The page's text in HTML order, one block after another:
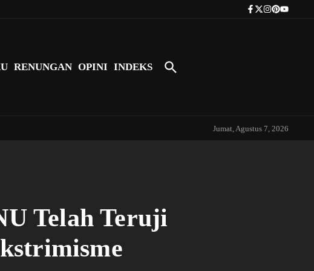
Tokoh Indonesia Pertama yang
RENUNGAN OPINI INDEKS
Jumat, Agustus 7, 2026
Telah Teruji